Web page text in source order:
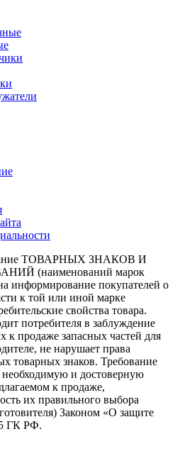
ТОВАРНЫХ ЗНАКОВ И
(наименований марок
информирование покупателей о
к той или иной марке
свойства товара.
потребителя в заблуждение
к продаже запасных частей для
не нарушает права
товарных знаков. Требование
необходимую и достоверную
к продаже,
их правильного выбора
Законом «О защите
ГК РФ.